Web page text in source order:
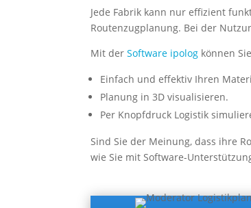
Jede Fabrik kann nur effizient
Routenzugplanung. Bei der
Mit der Software ipolog können
Einfach und effektiv Ihren
Planung in 3D visualisieren.
Per Knopfdruck Logistik
Sind Sie der Meinung, dass ihre
wie Sie mit Software-